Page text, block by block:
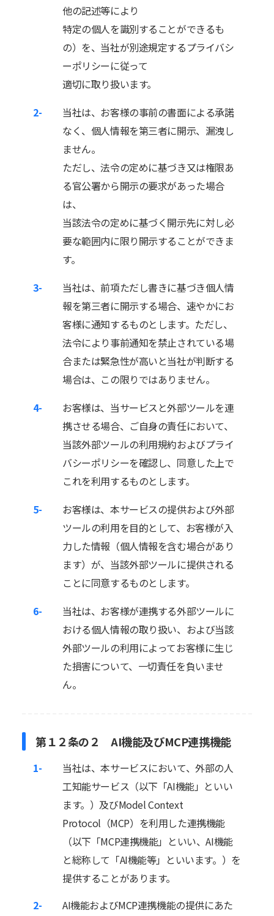
他の記述等により
特定の個人を識別することができるも
の）を、当社が別途規定するプライバシ
ーポリシーに従って
適切に取り扱います。
2-
当社は、お客様の事前の書面による承諾
なく、個人情報を第三者に開示、漏洩し
ません。
ただし、法令の定めに基づき又は権限あ
る官公署から開示の要求があった場合
は、
当該法令の定めに基づく開示先に対し必
要な範囲内に限り開示することができま
す。
3-
当社は、前項ただし書きに基づき個人情
報を第三者に開示する場合、速やかにお
客様に通知するものとします。ただし、
法令により事前通知を禁止されている場
合または緊急性が高いと当社が判断する
場合は、この限りではありません。
4-
お客様は、当サービスと外部ツールを連
携させる場合、ご自身の責任において、
当該外部ツールの利用規約およびプライ
バシーポリシーを確認し、同意した上で
これを利用するものとします。
5-
お客様は、本サービスの提供および外部
ツールの利用を目的として、お客様が入
力した情報（個人情報を含む場合があり
ます）が、当該外部ツールに提供される
ことに同意するものとします。
6-
当社は、お客様が連携する外部ツールに
おける個人情報の取り扱い、および当該
外部ツールの利用によってお客様に生じ
た損害について、一切責任を負いませ
ん。
第１２条の２ AI機能及びMCP連携機能
1-
当社は、本サービスにおいて、外部の人
工知能サービス（以下「AI機能」といい
ます。）及びModel Context
Protocol（MCP）を利用した連携機能
（以下「MCP連携機能」といい、AI機能
と総称して「AI機能等」といいます。）を
提供することがあります。
2-
AI機能およびMCP連携機能の提供にあた